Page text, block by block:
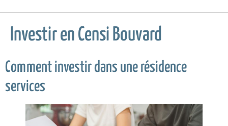
Investir en Censi Bouvard
Comment investir dans une résidence
services